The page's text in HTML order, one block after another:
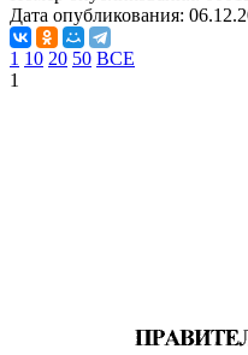
Дата опубликования:
1 10 20 50 ВСЕ
1